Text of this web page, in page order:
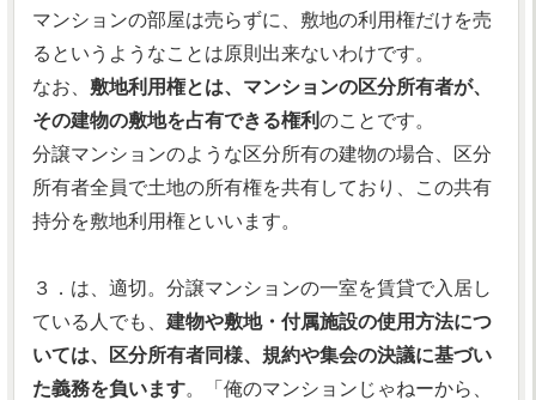
マンションの部屋は売らずに、敷地の利用権だけを売
るというようなことは原則出来ないわけです。
なお、 敷地利用権とは、マンションの区分所有者が、
その建物の敷地を占有できる権利のことです。
分譲マンションのような区分所有の建物の場合、区分
所有者全員で土地の所有権を共有しており、この共有
持分を敷地利用権といいます。
３．は、適切。分譲マンションの一室を賃貸で入居し
ている人でも、 建物や敷地・付属施設の使用方法につ
いては、区分所有者同様、規約や集会の決議に基づい
た義務を負います。「俺のマンションじゃねーから、